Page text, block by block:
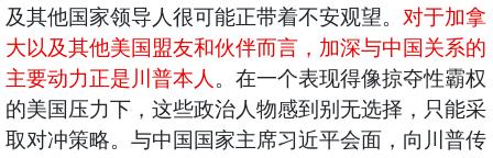
及其他国家领导人很可能正带着不安观望。 对于加拿
大以及其他美国盟友和伙伴而言，加深与中国关系的
主要动力正是川普本人 。在一个表现得像掠夺性霸权
的美国压力下，这些政治人物感到别无选择，只能采
取对冲策略。与中国国家主席习近平会面，向川普传